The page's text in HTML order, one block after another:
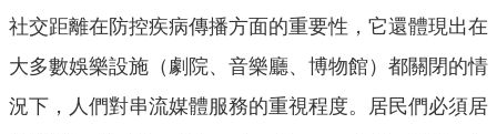
社交距離在防控疾病傳播方面的重要性，它還體現出在
大多數娛樂設施（劇院、音樂廳、博物館）都關閉的情
況下，人們對串流媒體服務的重視程度。居民們必須居